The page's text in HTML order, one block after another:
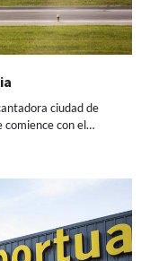
ciudad de
comience con el…